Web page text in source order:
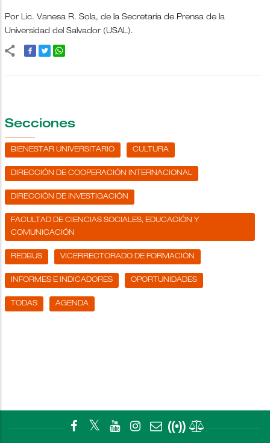
Por Lic. Vanesa R. Sola, de la Secretaría de Prensa de la
Universidad del Salvador (USAL).
Secciones
BIENESTAR UNIVERSITARIO CULTURA
DIRECCIÓN DE COOPERACIÓN INTERNACIONAL
DIRECCIÓN DE INVESTIGACIÓN
FACULTAD DE CIENCIAS SOCIALES, EDUCACIÓN Y
COMUNICACIÓN
REDBUS VICERRECTORADO DE FORMACIÓN
INFORMES E INDICADORES OPORTUNIDADES
TODAS AGENDA